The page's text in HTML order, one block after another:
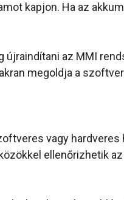
kapjon. Ha az
újraindítani az MMI
megoldja a
vagy
ellenőrizhetik